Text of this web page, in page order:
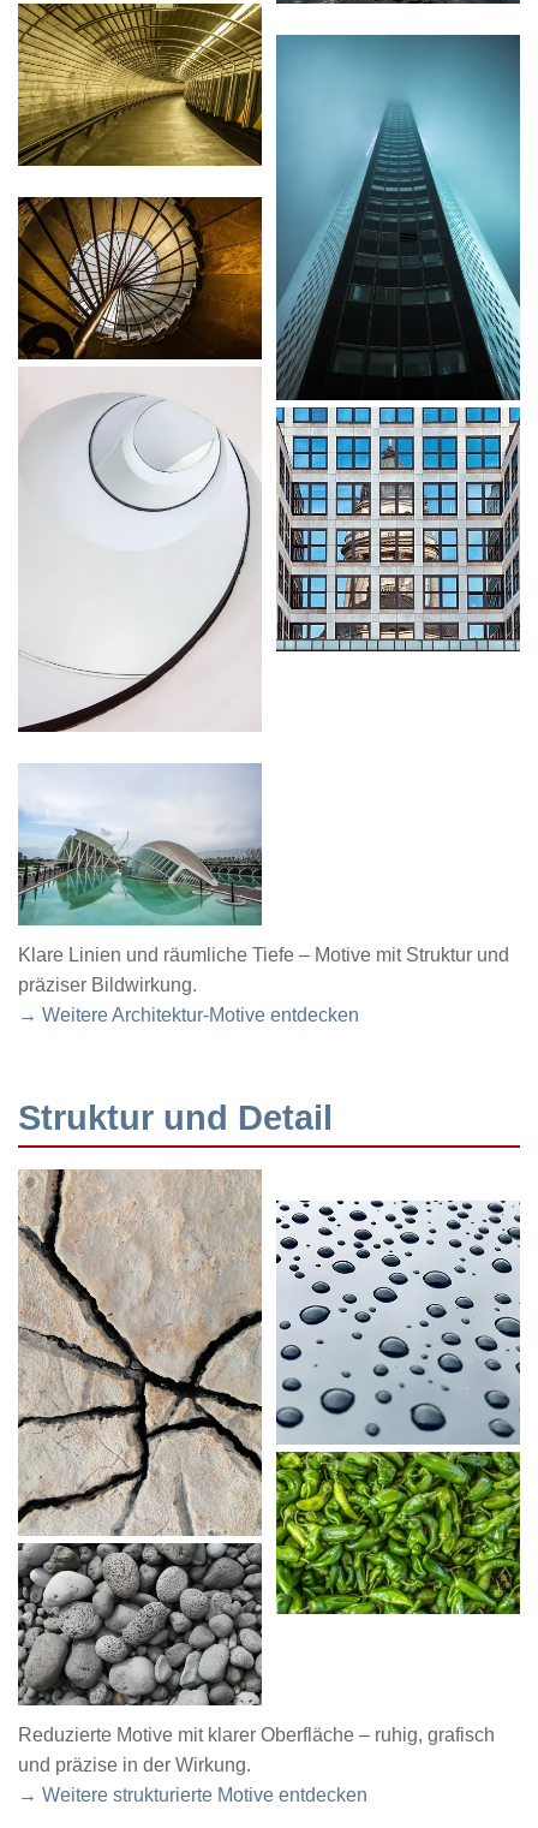
Klare Linien und räumliche Tiefe – Motive mit Struktur und
präziser Bildwirkung.
→ Weitere Architektur-Motive entdecken
Struktur und Detail
Reduzierte Motive mit klarer Oberfläche – ruhig, grafisch
und präzise in der Wirkung.
→ Weitere strukturierte Motive entdecken